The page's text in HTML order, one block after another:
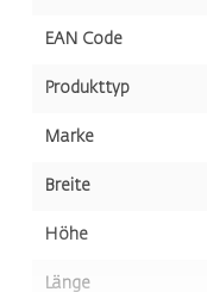
EAN Code
Produkttyp
Marke
Breite
Höhe
Länge